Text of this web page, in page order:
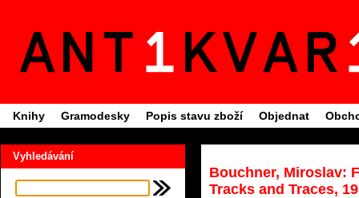
Knihy Gramodesky Popis stavu zboží Objednat
Vyhledávání
Bouchner, Miroslav:
Tracks and Traces,